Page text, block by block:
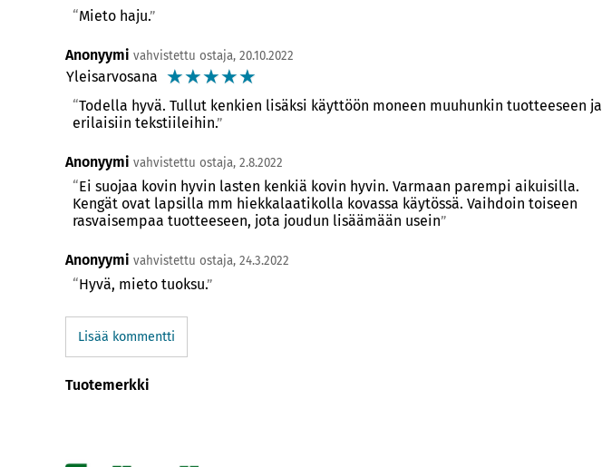
Mieto haju.
Anonyymi vahvistettu ostaja, 20.10.2022
Yleisarvosana ☆☆☆☆☆
Todella hyvä. Tullut kenkien lisäksi käyttöön moneen muuhunkin tuotteeseen ja
erilaisiin tekstiileihin.
Anonyymi vahvistettu ostaja, 2.8.2022
Ei suojaa kovin hyvin lasten kenkiä kovin hyvin. Varmaan parempi aikuisilla.
Kengät ovat lapsilla mm hiekkalaatikolla kovassa käytössä. Vaihdoin toiseen
rasvaisempaa tuotteeseen, jota joudun lisäämään usein
Anonyymi vahvistettu ostaja, 24.3.2022
Hyvä, mieto tuoksu.
Lisää kommentti
Tuotemerkki